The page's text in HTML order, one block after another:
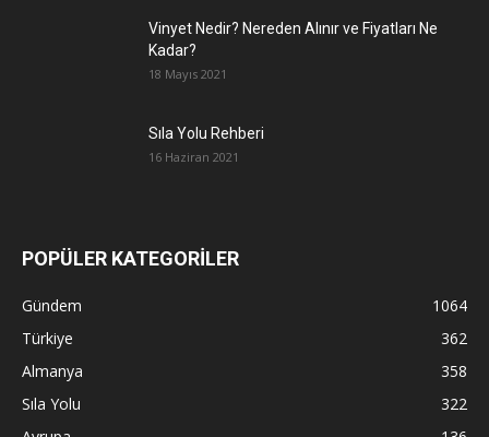
Vinyet Nedir? Nereden Alınır ve Fiyatları Ne
Kadar?
18 Mayıs 2021
Sıla Yolu Rehberi
16 Haziran 2021
POPÜLER KATEGORİLER
Gündem
1064
Türkiye
362
Almanya
358
Sıla Yolu
322